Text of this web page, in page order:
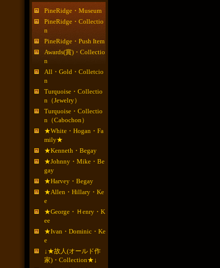
PineRidge・Museum
PineRidge・Collectio
n
PineRidge・Push Item
Awards(賞)・Collectio
n
All・Gold・Colletcio
n
Turquoise・Collectio
n（Jewelry）
Turquoise・Collectio
n（Cabochon）
★White・Hogan・Fa
mily★
★Kenneth・Begay
★Johnny・Mike・Be
gay
★Harvey・Begay
★Allen・Hillary・Ke
e
★George・Ｈenry・K
ee
★Ivan・Dominic・Ke
e
↓★故人(オールド作
家)・Collection★↓